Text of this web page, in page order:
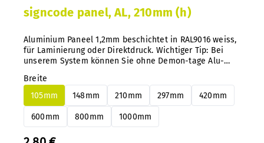
signcode panel, AL, 210mm (h)
Aluminium Paneel 1,2mm beschichtet in RAL9016 weiss,
für Laminierung oder Direktdruck. Wichtiger Tip: Bei
unserem System können Sie ohne Demon-tage Alu-
einfach wechseln.
Breite
105mm
148mm 210mm 297mm 420mm
600mm 800mm 1000mm